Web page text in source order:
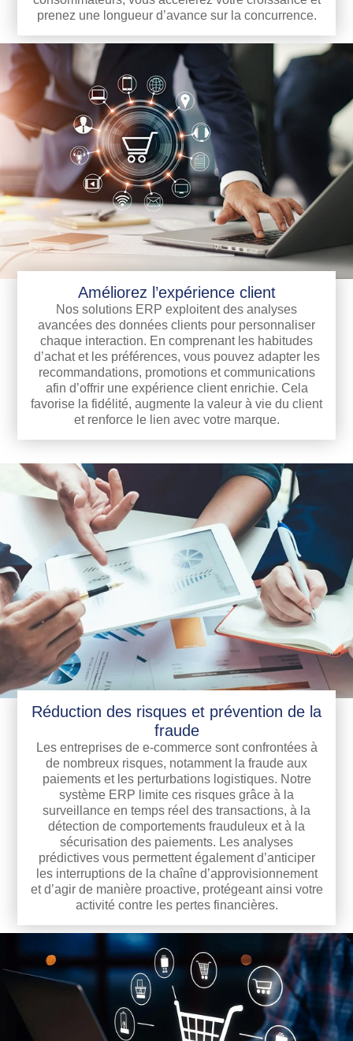
prenez une longueur d’avance sur la concurrence.
Améliorez l’expérience client
Nos solutions ERP exploitent des analyses
avancées des données clients pour personnaliser
chaque interaction. En comprenant les habitudes
d’achat et les préférences, vous pouvez adapter les
recommandations, promotions et communications
afin d’offrir une expérience client enrichie. Cela
favorise la fidélité, augmente la valeur à vie du client
et renforce le lien avec votre marque.
Réduction des risques et prévention de la
fraude
Les entreprises de e-commerce sont confrontées à
de nombreux risques, notamment la fraude aux
paiements et les perturbations logistiques. Notre
système ERP limite ces risques grâce à la
surveillance en temps réel des transactions, à la
détection de comportements frauduleux et à la
sécurisation des paiements. Les analyses
prédictives vous permettent également d’anticiper
les interruptions de la chaîne d’approvisionnement
et d’agir de manière proactive, protégeant ainsi votre
activité contre les pertes financières.